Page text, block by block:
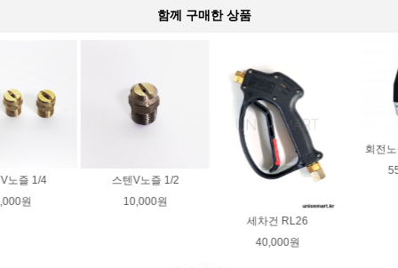
함께 구매한 상품
회전노즐03 크란즐